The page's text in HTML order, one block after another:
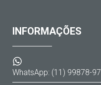
INFORMAÇÕES
WhatsApp: (11) 99878-